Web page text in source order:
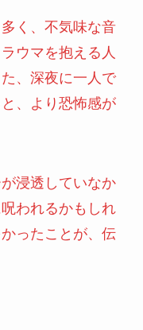
く、不気味な音
ウマを抱える人
、深夜に一人で
、より恐怖感が
浸透していなか
われるかもしれ
ったことが、伝